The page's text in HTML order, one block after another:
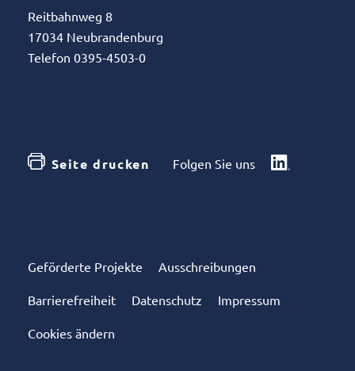
Reitbahnweg 8
17034 Neubrandenburg
Telefon 0395-4503-0
Seite drucken Folgen Sie uns
Geförderte Projekte Ausschreibungen
Barrierefreiheit Datenschutz Impressum
Cookies ändern